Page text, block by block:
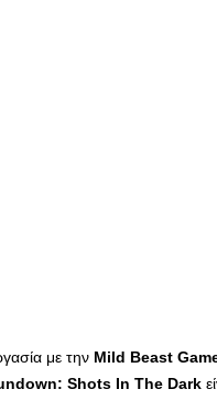
με την Mild Beast
Shots In The Dark